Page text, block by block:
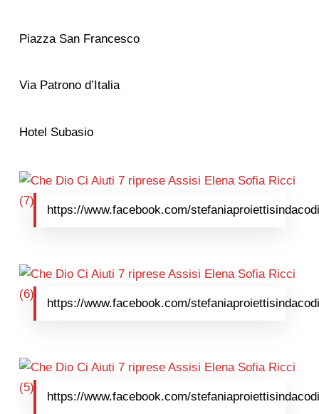
Piazza San Francesco
Via Patrono d’Italia
Hotel Subasio
https://www.facebook.com/
https://www.facebook.com/
https://www.facebook.com/